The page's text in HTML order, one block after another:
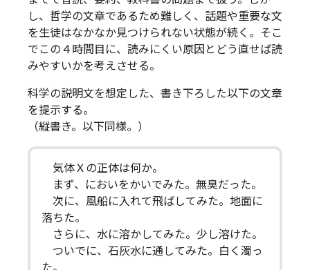
し、哲学の文章であるため難しく、話題や重要な文
を生徒はなかなか見つけられない状態が続く。そこ
でこの４時間目に、読みにくい原因とどう直せば読
みやすいかを考えさせる。
科学の説明文を想定した、書き下ろした以下の文章
を提示する。
（縦書き。以下同様。）
気体Ｘの正体は何か。
まず、においをかいでみた。無臭だった。
次に、風船に入れて飛ばしてみた。地面に
落ちた。
さらに、水に溶かしてみた。少し溶けた。
ついでに、石灰水に通してみた。白く濁っ